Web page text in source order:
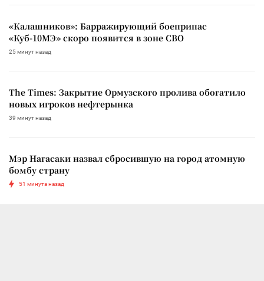
«Калашников»: Барражирующий боеприпас
«Куб-10МЭ» скоро появится в зоне СВО
25 минут назад
The Times: Закрытие Ормузского пролива обогатило
новых игроков нефтерынка
39 минут назад
Мэр Нагасаки назвал сбросившую на город атомную
бомбу страну
51 минута назад